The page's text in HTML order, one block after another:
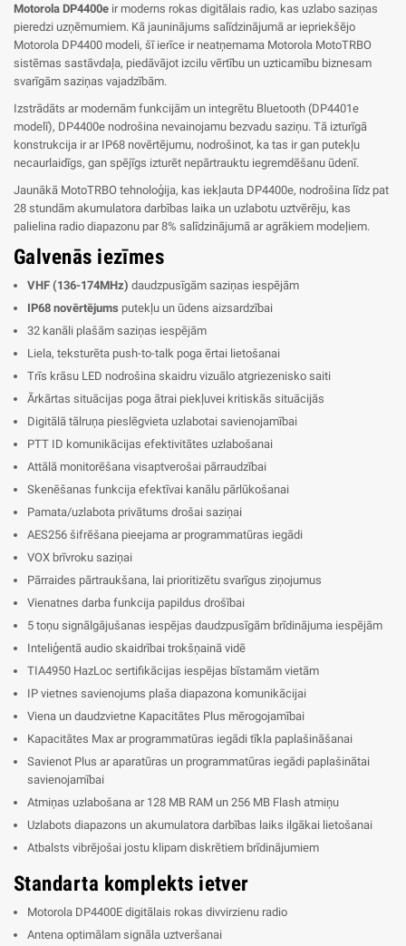
Motorola DP4400e ir moderns rokas digitālais radio, kas uzlabo saziņas
pieredzi uzņēmumiem. Kā jauninājums salīdzinājumā ar iepriekšējo
Motorola DP4400 modeli, šī ierīce ir neatņemama Motorola MotoTRBO
sistēmas sastāvdaļa, piedāvājot izcilu vērtību un uzticamību biznesam
svarīgām saziņas vajadzībām.
Izstrādāts ar modernām funkcijām un integrētu Bluetooth (DP4401e
modelī), DP4400e nodrošina nevainojamu bezvadu saziņu. Tā izturīgā
konstrukcija ir ar IP68 novērtējumu, nodrošinot, ka tas ir gan putekļu
necaurlaidīgs, gan spējīgs izturēt nepārtrauktu iegremdēšanu ūdenī.
Jaunākā MotoTRBO tehnoloģija, kas iekļauta DP4400e, nodrošina līdz pat
28 stundām akumulatora darbības laika un uzlabotu uztvērēju, kas
palielina radio diapazonu par 8% salīdzinājumā ar agrākiem modeļiem.
Galvenās iezīmes
VHF (136-174MHz) daudzpusīgām saziņas iespējām
IP68 novērtējums putekļu un ūdens aizsardzībai
32 kanāli plašām saziņas iespējām
Liela, teksturēta push-to-talk poga ērtai lietošanai
Trīs krāsu LED nodrošina skaidru vizuālo atgriezenisko saiti
Ārkārtas situācijas poga ātrai piekļuvei kritiskās situācijās
Digitālā tālruņa pieslēgvieta uzlabotai savienojamībai
PTT ID komunikācijas efektivitātes uzlabošanai
Attālā monitorēšana visaptverošai pārraudzībai
Skenēšanas funkcija efektīvai kanālu pārlūkošanai
Pamata/uzlabota privātums drošai saziņai
AES256 šifrēšana pieejama ar programmatūras iegādi
VOX brīvroku saziņai
Pārraides pārtraukšana, lai prioritizētu svarīgus ziņojumus
Vienatnes darba funkcija papildus drošībai
5 toņu signālgājušanas iespējas daudzpusīgām brīdinājuma iespējām
Inteliģentā audio skaidrībai trokšņainā vidē
TIA4950 HazLoc sertifikācijas iespējas bīstamām vietām
IP vietnes savienojums plaša diapazona komunikācijai
Viena un daudzvietne Kapacitātes Plus mērogojamībai
Kapacitātes Max ar programmatūras iegādi tīkla paplašināšanai
Savienot Plus ar aparatūras un programmatūras iegādi paplašinātai
savienojamībai
Atmiņas uzlabošana ar 128 MB RAM un 256 MB Flash atmiņu
Uzlabots diapazons un akumulatora darbības laiks ilgākai lietošanai
Atbalsts vibrējošai jostu klipam diskrētiem brīdinājumiem
Standarta komplekts ietver
Motorola DP4400E digitālais rokas divvirzienu radio
Antena optimālam signāla uztveršanai